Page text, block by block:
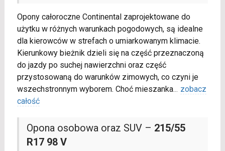
Opony całoroczne Continental zaprojektowane do
użytku w różnych warunkach pogodowych, są idealne
dla kierowców w strefach o umiarkowanym klimacie.
Kierunkowy bieżnik dzieli się na część przeznaczoną
do jazdy po suchej nawierzchni oraz część
przystosowaną do warunków zimowych, co czyni je
wszechstronnym wyborem. Choć mieszanka... zobacz
całość
Opona osobowa oraz SUV – 215/55
R17 98 V